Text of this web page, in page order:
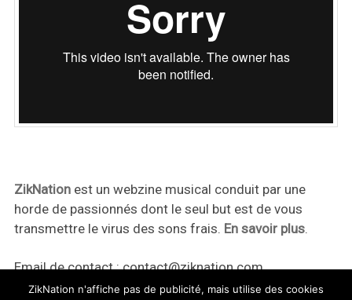
ZikNationest un webzine musical conduit par une
horde de passionnés dont le seul but est de vous
transmettre le virus des sons frais. En savoir plus.
Email de contact :contact@ziknation.com
ZikNation n'affiche pas de publicité, mais utilise des cookies